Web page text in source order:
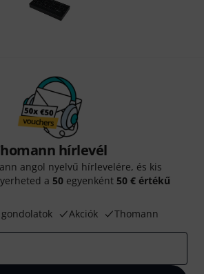
hírlevél
angol nyelvű hírlevelére, és kis
a 50 egyenként 50 € értékű
Akciók Thomann